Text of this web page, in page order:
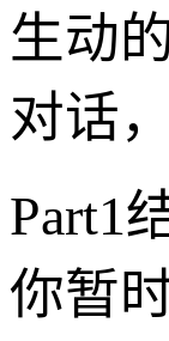
生动
对话
Part1
你暂